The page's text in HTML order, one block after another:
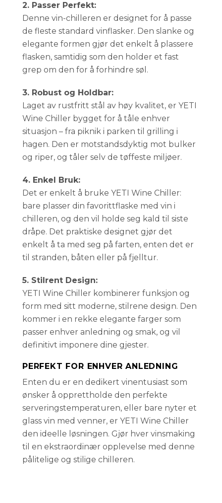
2. Passer Perfekt:
Denne vin-chilleren er designet for å passe
de fleste standard vinflasker. Den slanke og
elegante formen gjør det enkelt å plassere
flasken, samtidig som den holder et fast
grep om den for å forhindre søl.
3. Robust og Holdbar:
Laget av rustfritt stål av høy kvalitet, er YETI
Wine Chiller bygget for å tåle enhver
situasjon – fra piknik i parken til grilling i
hagen. Den er motstandsdyktig mot bulker
og riper, og tåler selv de tøffeste miljøer.
4. Enkel Bruk:
Det er enkelt å bruke YETI Wine Chiller:
bare plasser din favorittflaske med vin i
chilleren, og den vil holde seg kald til siste
dråpe. Det praktiske designet gjør det
enkelt å ta med seg på farten, enten det er
til stranden, båten eller på fjelltur.
5. Stilrent Design:
YETI Wine Chiller kombinerer funksjon og
form med sitt moderne, stilrene design. Den
kommer i en rekke elegante farger som
passer enhver anledning og smak, og vil
definitivt imponere dine gjester.
PERFEKT FOR ENHVER ANLEDNING
Enten du er en dedikert vinentusiast som
ønsker å opprettholde den perfekte
serveringstemperaturen, eller bare nyter et
glass vin med venner, er YETI Wine Chiller
den ideelle løsningen. Gjør hver vinsmaking
til en ekstraordinær opplevelse med denne
pålitelige og stilige chilleren.